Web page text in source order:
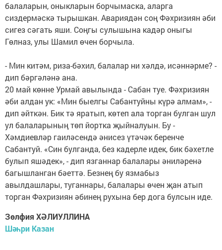
балаларын, оныкларын борчымаска, аларга
сиздермәскә тырышкан. Авариядән соң Фәхризиян әби
сигез сәгать яши. Соңгы сулышына кадәр оныгы
Гөлназ, улы Шамил өчен борчыла.
- Мин китәм, риза-бәхил, балалар ни хәлдә, исәннәрме? -
дип бәргәләнә ана.
20 май көнне Урмай авылында - Сабан туе. Фәхризиян
әби алдан ук: «Мин быелгы Сабантуйны күрә алмам», -
дип әйткән. Бик тә яратып, көтеп ала торган булган шул
ул балаларының төп йортка җыйналуын. Бу -
Хәмдиевләр гаиләсендә әнисез үтәчәк беренче
Сабантуй. «Син булганда, без кадерле идек, бик бәхетле
булып яшәдек», - дип язганнар балалары әниләренә
багышланган бәеттә. Безнең бу язмабыз
авылдашлары, туганнары, балалары өчен җан атып
торган Фәхризиян әбинең рухына бер дога булсын иде.
Зөлфия ХӘЛИУЛЛИНА
Шәһри Казан